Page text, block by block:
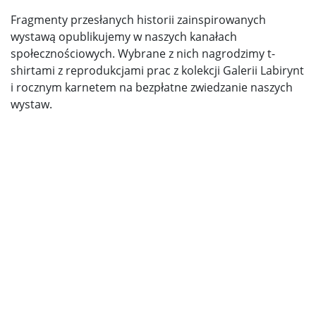
Fragmenty przesłanych historii zainspirowanych
wystawą opublikujemy w naszych kanałach
społecznościowych. Wybrane z nich nagrodzimy t-
shirtami z reprodukcjami prac z kolekcji Galerii Labirynt
i rocznym karnetem na bezpłatne zwiedzanie naszych
wystaw.